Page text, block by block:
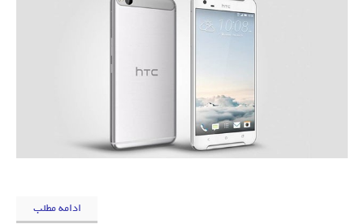
ادامه مطلب